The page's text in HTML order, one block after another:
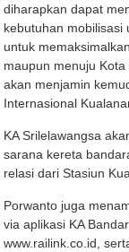
diharapkan dapat
kebutuhan
untuk
maupun menuju
akan menjamin
Internasional
KA Srilelawangsa
sarana kereta
relasi dari Stasiun
Porwanto juga
via aplikasi KA
www.railink.co.id,